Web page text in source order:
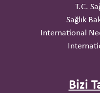
T.C.
Sağlık
International
Bizi